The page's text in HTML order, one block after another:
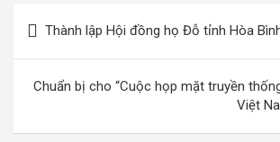
hướng
bài
Thành lập Hội đồng họ Đỗ tỉnh Hòa
Chuẩn bị cho “Cuộc họp mặt truyền
Việt